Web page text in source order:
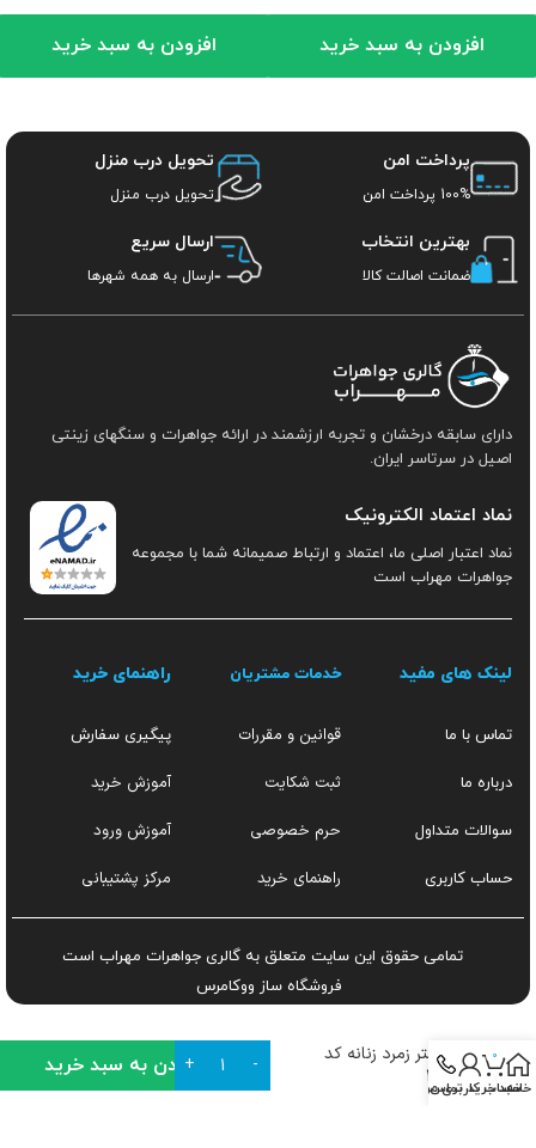
افزودن به سبد خرید افزودن به سبد خرید
پرداخت امن
100% پرداخت امن
تحویل درب منزل
تحویل درب منزل
بهترین انتخاب
ضمانت اصالت کالا
ارسال سریع
ارسال به همه شهرها
دارای سابقه درخشان و تجربه ارزشمند در ارائه جواهرات و سنگهای زینتی
اصیل در سرتاسر ایران.
نماد اعتماد الکترونیک
نماد اعتبار اصلی ما، اعتماد و ارتباط صمیمانه شما با مجموعه
جواهرات مهراب است
لینک های مفید
تماس با ما
درباره ما
سوالات متداول
حساب کاربری
خدمات مشتریان
قوانین و مقررات
ثبت شکایت
حرم خصوصی
راهنمای خرید
راهنمای خرید
پیگیری سفارش
آموزش خرید
آموزش ورود
مرکز پشتیبانی
تمامی حقوق این سایت متعلق به گالری جواهرات مهراب است
فروشگاه ساز ووکامرس
انگشتر زمرد زنانه کد
۱۴۰۹
افزودن به سبد خرید
خانه
0
سبد خرید
حساب کاربری من
تماس